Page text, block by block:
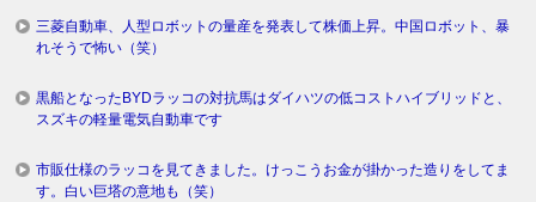
三菱自動車、人型ロボットの量産を発表して株価上昇。中国ロボット、暴
れそうで怖い（笑）
黒船となったBYDラッコの対抗馬はダイハツの低コストハイブリッドと、
スズキの軽量電気自動車です
市販仕様のラッコを見てきました。けっこうお金が掛かった造りをしてま
す。白い巨塔の意地も（笑）